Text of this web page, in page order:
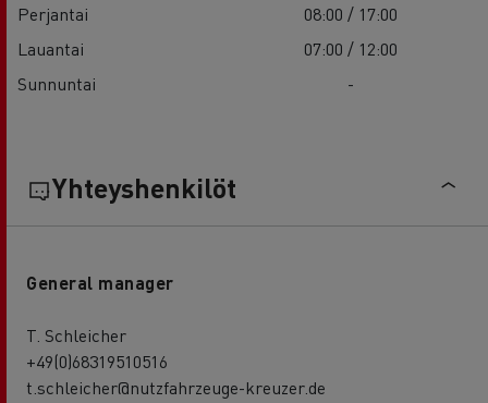
Perjantai
08:00 / 17:00
Lauantai
07:00 / 12:00
Sunnuntai
-
Yhteyshenkilöt
General manager
T. Schleicher
+49(0)68319510516
t.schleicher@nutzfahrzeuge-kreuzer.de